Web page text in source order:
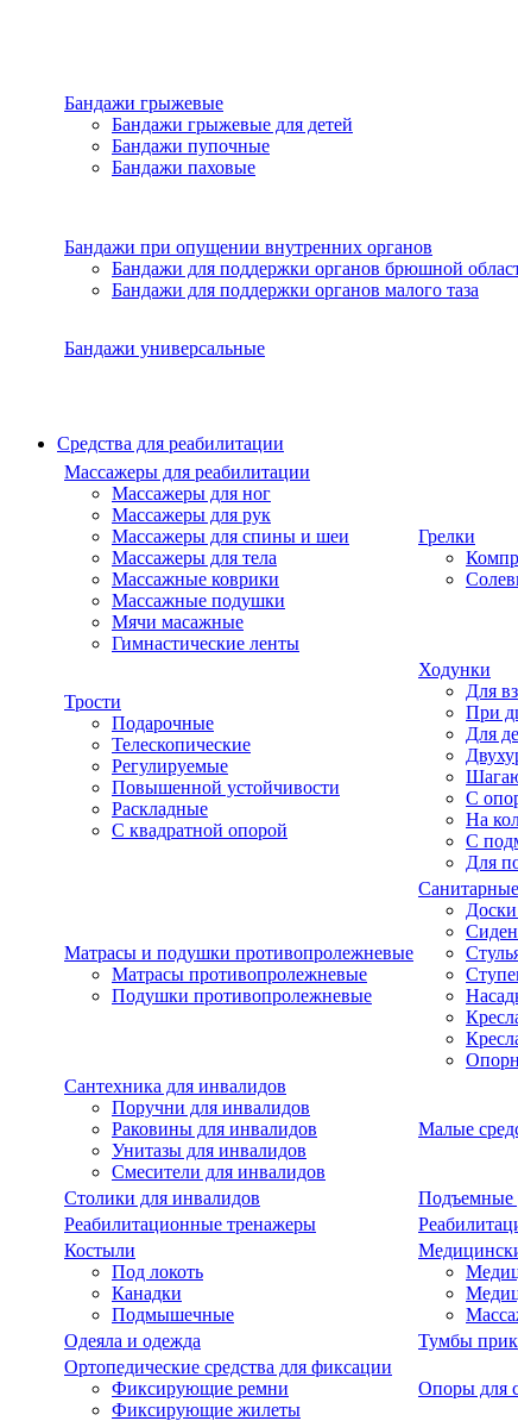
Бандажи грыжевые
Бандажи грыжевые для детей
Бандажи пупочные
Бандажи паховые
Бандажи при опущении внутренних органов
Бандажи для поддержки органов брюшной
Бандажи для поддержки органов малого таза
Бандажи универсальные
Средства для реабилитации
Массажеры для реабилитации
Массажеры для ног
Массажеры для рук
Массажеры для спины и шеи
Массажеры для тела
Массажные коврики
Массажные подушки
Мячи масажные
Гимнастические ленты
Грелки
Трости
Подарочные
Телескопические
Регулируемые
Повышенной устойчивости
Раскладные
С квадратной опорой
Ходунки
Для
При
Для
С
На
С
Для
Матрасы и подушки противопролежневые
Матрасы противопролежневые
Подушки противопролежневые
Сантехника для инвалидов
Поручни для инвалидов
Раковины для инвалидов
Унитазы для инвалидов
Смесители для инвалидов
Малые
Столики для инвалидов
Подъемные
Реабилитационные тренажеры
Костыли
Под локоть
Канадки
Подмышечные
Одеяла и одежда
Тумбы
Ортопедические средства для фиксации
Фиксирующие ремни
Фиксирующие жилеты
Опоры для